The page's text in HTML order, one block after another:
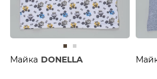
Майка DONELLA